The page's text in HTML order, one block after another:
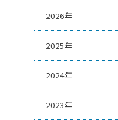
2026年
2025年
2024年
2023年